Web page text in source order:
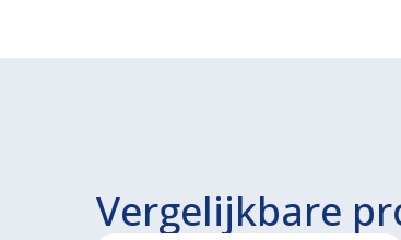
Vergelijkbare